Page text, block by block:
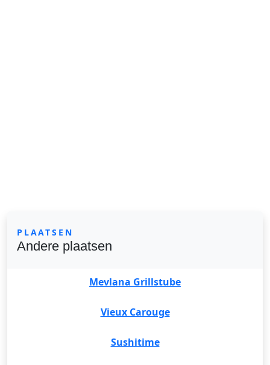
PLAATSEN
Andere plaatsen
Mevlana Grillstube
Vieux Carouge
Sushitime